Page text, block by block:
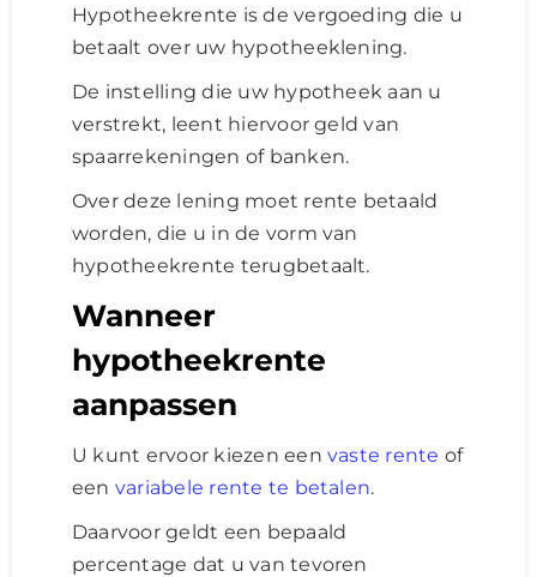
Hypotheekrente is de vergoeding die u
betaalt over uw hypotheeklening.
De instelling die uw hypotheek aan u
verstrekt, leent hiervoor geld van
spaarrekeningen of banken.
Over deze lening moet rente betaald
worden, die u in de vorm van
hypotheekrente terugbetaalt.
Wanneer
hypotheekrente
aanpassen
U kunt ervoor kiezen eenvaste rente of
een variabele rente te betalen.
Daarvoor geldt een bepaald
percentage dat u van tevoren